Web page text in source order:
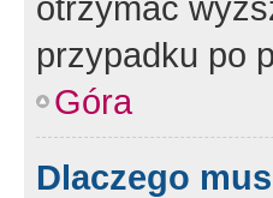
przypadku po
Góra
Dlaczego